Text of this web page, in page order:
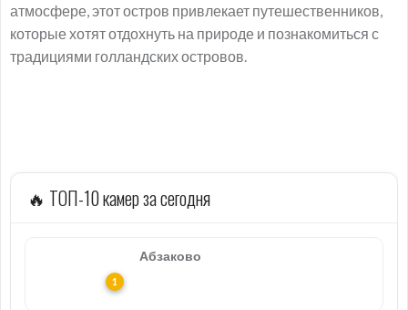
атмосфере, этот остров привлекает путешественников,
которые хотят отдохнуть на природе и познакомиться с
традициями голландских островов.
🔥 ТОП-10 камер за сегодня
Абзаково